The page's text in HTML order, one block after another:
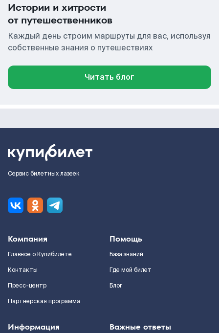
Истории и хитрости
от путешественников
Каждый день строим маршруты для вас, используя
собственные знания о путешествиях
Читать блог
Сервис билетных лазеек
Компания
Главное о Купибилете
Контакты
Пресс-центр
Партнерская программа
Помощь
База знаний
Где мой билет
Блог
Информация Важные ответы